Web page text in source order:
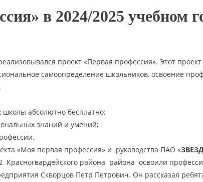
в 2024/2025 учебном
проект «Первая профессия». Этот
самоопределение школьников, освоение
абсолютно бесплатно;
знаний и умений;
«Моя первая профессия» и руководства ПАО «
района района освоили
Скворцов Петр Петрович. Он рассказал